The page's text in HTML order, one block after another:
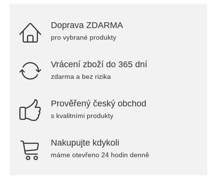
Doprava ZDARMA
pro vybrané produkty
Vrácení zboží do 365 dní
zdarma a bez rizika
Prověřený český obchod
s kvalitními produkty
Nakupujte kdykoli
máme otevřeno 24 hodin denně